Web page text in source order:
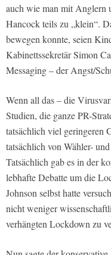
auch wie man mit Anglern
Hancock teils zu „klein“.
bewegen konnte, seien
Kabinettssekretär Simon
Messaging – der Angst/
Wenn all das – die
Studien, die ganze PR-
tatsächlich viel geringeren
tatsächlich von Wähler-
Tatsächlich gab es in der
lebhafte Debatte um die
Johnson selbst hatte
nicht weniger
verhängten Lockdown zu